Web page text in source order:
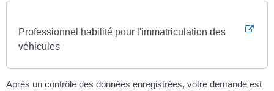
Professionnel habilité pour l'immatriculation des
véhicules
Après un contrôle des données enregistrées, votre demande est